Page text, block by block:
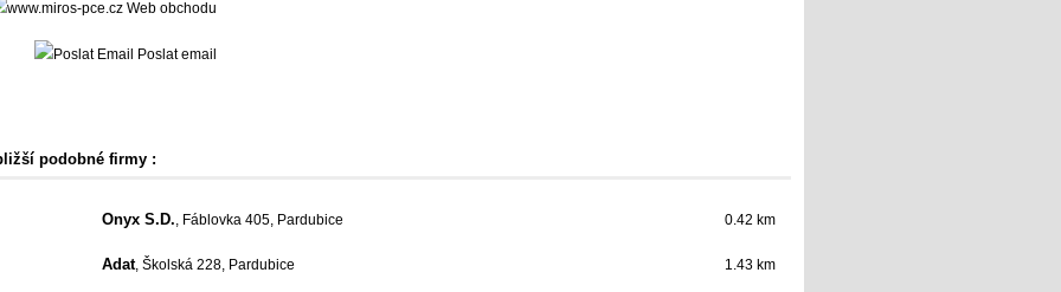
Web obchodu
Poslat email
podobné firmy :
Onyx S.D., Fáblovka 405, Pardubice 0.42 km
Adat, Školská 228, Pardubice 1.43 km